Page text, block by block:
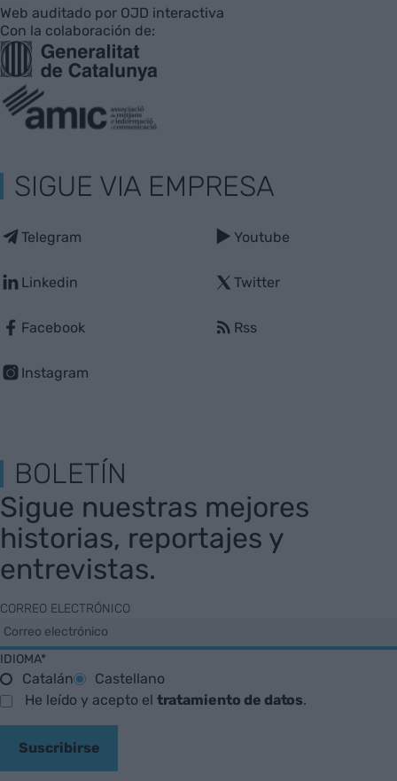
Web auditado por OJD interactiva
Con la colaboración de:
SIGUE VIA EMPRESA
Telegram
Linkedin
Facebook
Instagram
Youtube
Twitter
Rss
BOLETÍN
Sigue nuestras mejores
historias, reportajes y
entrevistas.
CORREO ELECTRÓNICO
IDIOMA*
Catalán
Castellano
He leído y acepto el tratamiento de datos.
Suscribirse